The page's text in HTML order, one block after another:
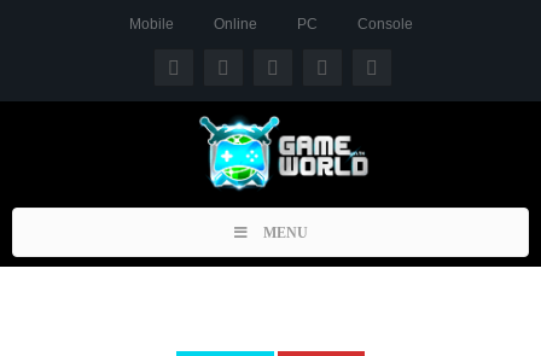
Mobile Online PC Console
Toggle
navigation
MENU